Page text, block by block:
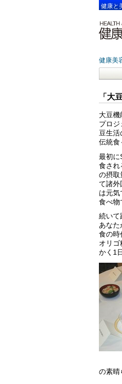
健康と
健康美
「大
大豆
プロ
豆生
伝統食
最初に
食され
の摂取
て諸外
は元
食べ物
続いて
あな
食の時
オリ
かく1
の素晴